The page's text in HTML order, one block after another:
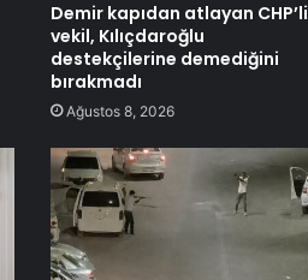
Demir kapıdan atlayan CHP’li
vekil, Kılıçdaroğlu
destekçilerine demediğini
bırakmadı
Ağustos 8, 2026